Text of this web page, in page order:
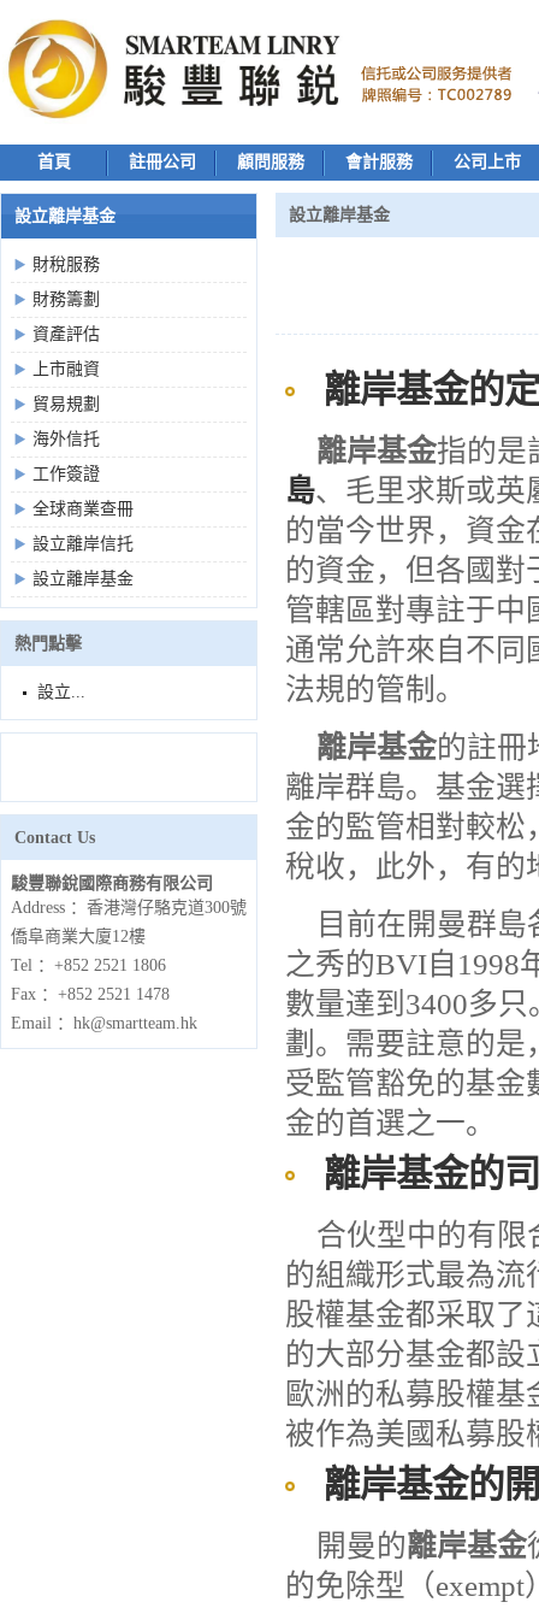
首頁 註冊公司 顧問服務 會計服務 公司上市
設立離岸基金
財稅服務
財務籌劃
資產評估
上市融資
貿易規劃
海外信托
工作簽證
全球商業查冊
設立離岸信托
設立離岸基金
熱門點擊
設立...
Contact Us
駿豐聯銳國際商務有限公司
Address ：香港灣仔駱克道300號
僑阜商業大廈12樓
Tel ：+852 2521 1806
Fax ：+852 2521 1478
Email ：hk@smartteam.hk
設立離岸基金
離岸基金的
離岸基金指的是
島、毛里求斯或英
的當今世界，資金
的資金，但各國對
管轄區對專註于中
通常允許來自不同
法規的管制。
離岸基金的註冊
離岸群島。基金選
金的監管相對較松
稅收，此外，有的
目前在開曼群
之秀的BVI自1998
數量達到3400多
劃。需要註意的是
受監管豁免的基金
金的首選之一。
離岸基金的
合伙型中的有限
的組織形式最為流
股權基金都采取了
的大部分基金都設
歐洲的私募股權
被作為美國私募股
離岸基金的
開曼的離岸基金
的免除型（